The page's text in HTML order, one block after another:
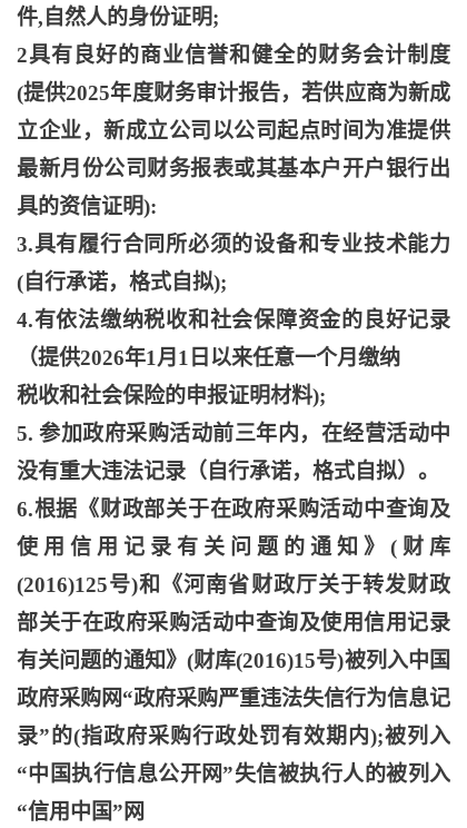
件,自然人的身份证明;
2具有良好的商业信誉和健全的财务会计制度
(提供2025年度财务审计报告，若供应商为新成
立企业，新成立公司以公司起点时间为准提供
最新月份公司财务报表或其基本户开户银行出
具的资信证明):
3.具有履行合同所必须的设备和专业技术能力
(自行承诺，格式自拟);
4.有依法缴纳税收和社会保障资金的良好记录
（提供2026年1月1日以来任意一个月缴纳
税收和社会保险的申报证明材料);
5. 参加政府采购活动前三年内，在经营活动中
没有重大违法记录（自行承诺，格式自拟）。
6.根据《财政部关于在政府采购活动中查询及
使用信用记录有关问题的通知》(财库
(2016)125号)和《河南省财政厅关于转发财政
部关于在政府采购活动中查询及使用信用记录
有关问题的通知》(财库(2016)15号)被列入中国
政府采购网“政府采购严重违法失信行为信息记
录”的(指政府采购行政处罚有效期内);被列入
“中国执行信息公开网”失信被执行人的被列入
“信用中国”网